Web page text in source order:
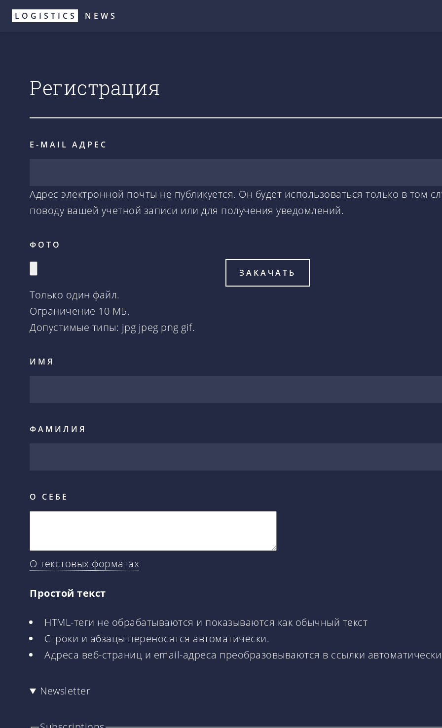
Перейти
LOGISTICS NEWS
Регистрация
E-MAIL АДРЕС
Адрес электронной почты не публикуется. Он будет использоваться только в том
поводу вашей учетной записи или для получения уведомлений.
ФОТО
Только один файл.
Ограничение 10 МБ.
Допустимые типы: jpg jpeg png gif.
ИМЯ
ФАМИЛИЯ
О СЕБЕ
О текстовых форматах
Простой текст
HTML-теги не обрабатываются и показываются как обычный текст
Строки и абзацы переносятся автоматически.
Адреса веб-страниц и email-адреса преобразовываются в ссылки
Newsletter